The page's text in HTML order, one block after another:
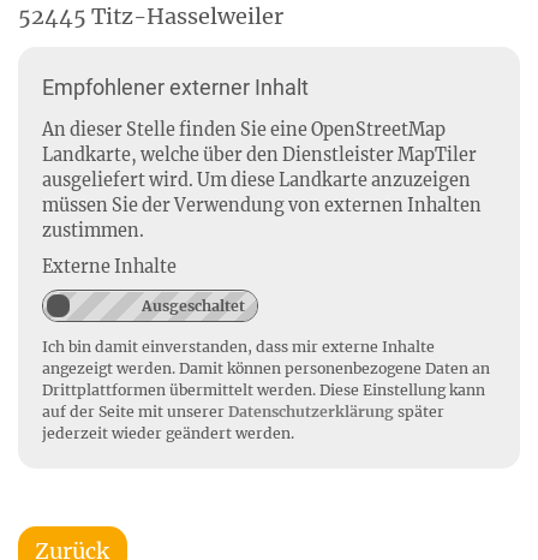
52445 Titz-Hasselweiler
Empfohlener externer Inhalt
An dieser Stelle finden Sie eine OpenStreetMap
Landkarte, welche über den Dienstleister MapTiler
ausgeliefert wird. Um diese Landkarte anzuzeigen
müssen Sie der Verwendung von externen Inhalten
zustimmen.
Externe Inhalte
Ich bin damit einverstanden, dass mir externe Inhalte
angezeigt werden. Damit können personenbezogene Daten an
Drittplattformen übermittelt werden. Diese Einstellung kann
auf der Seite mit unserer Datenschutzerklärung später
jederzeit wieder geändert werden.
Zurück